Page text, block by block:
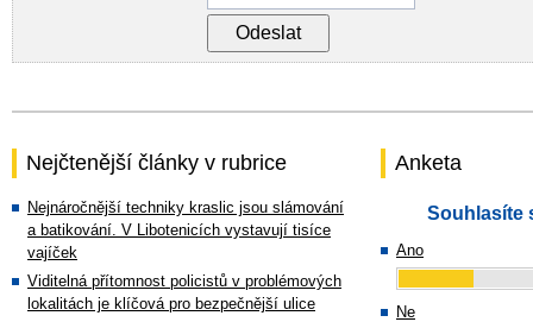
Nejčtenější články v rubrice
Nejnáročnější techniky kraslic jsou slámování
a batikování. V Libotenicích vystavují tisíce
vajíček
Viditelná přítomnost policistů v problémových
lokalitách je klíčová pro bezpečnější ulice
Anketa
Souhlasíte
Ano
Ne